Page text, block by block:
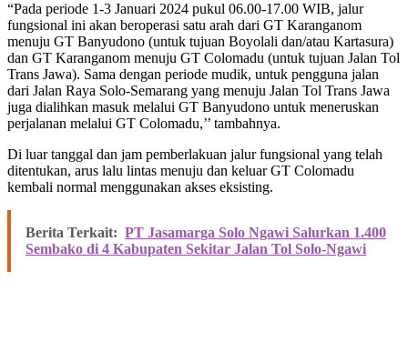
“Pada periode 1-3 Januari 2024 pukul 06.00-17.00 WIB, jalur
fungsional ini akan beroperasi satu arah dari GT Karanganom
menuju GT Banyudono (untuk tujuan Boyolali dan/atau Kartasura)
dan GT Karanganom menuju GT Colomadu (untuk tujuan Jalan Tol
Trans Jawa). Sama dengan periode mudik, untuk pengguna jalan
dari Jalan Raya Solo-Semarang yang menuju Jalan Tol Trans Jawa
juga dialihkan masuk melalui GT Banyudono untuk meneruskan
perjalanan melalui GT Colomadu,’’ tambahnya.
Di luar tanggal dan jam pemberlakuan jalur fungsional yang telah
ditentukan, arus lalu lintas menuju dan keluar GT Colomadu
kembali normal menggunakan akses eksisting.
Berita Terkait: PT Jasamarga Solo Ngawi Salurkan 1.400
Sembako di 4 Kabupaten Sekitar Jalan Tol Solo-Ngawi